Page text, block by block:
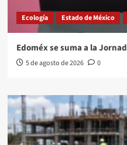
Ecología Estado de México
Edoméx se suma a la
5 de agosto de 2026 0